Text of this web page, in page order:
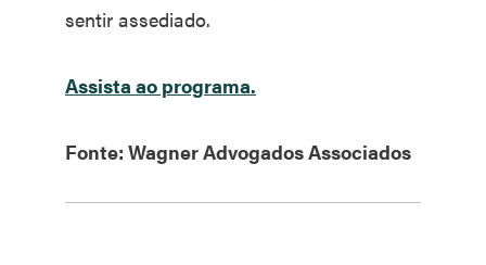
sentir assediado.
Assista ao programa.
Fonte: Wagner Advogados Associados